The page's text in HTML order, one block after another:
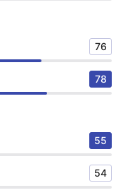
76
78
55
54